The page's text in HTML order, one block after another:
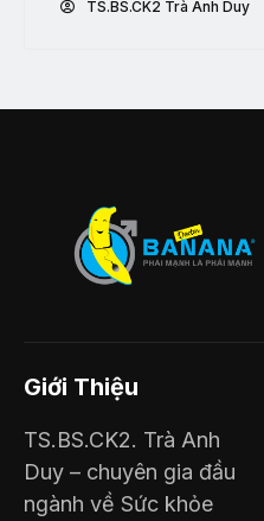
TS.BS.CK2 Trà Anh Duy
Giới Thiệu
TS.BS.CK2. Trà Anh
Duy – chuyên gia đầu
ngành về Sức khỏe